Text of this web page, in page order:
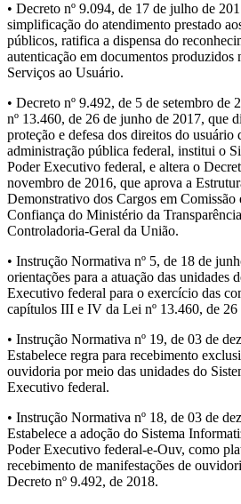
• Decreto nº 9.094, de 17 de julho de
simplificação do atendimento prestado
públicos, ratifica a dispensa do
autenticação em documentos produzidos
Serviços ao Usuário.
• Decreto nº 9.492, de 5 de setembro de
nº 13.460, de 26 de junho de 2017, que
proteção e defesa dos direitos do usuário
administração pública federal, institui o
Poder Executivo federal, e altera o
novembro de 2016, que aprova a
Demonstrativo dos Cargos em Comissão
Confiança do Ministério da
Controladoria-Geral da União.
• Instrução Normativa nº 5, de 18 de
orientações para a atuação das unidades
Executivo federal para o exercício das
capítulos III e IV da Lei nº 13.460, de 26
• Instrução Normativa nº 19, de 03 de
Estabelece regra para recebimento
ouvidoria por meio das unidades do
Executivo federal.
• Instrução Normativa nº 18, de 03 de
Estabelece a adoção do Sistema
Poder Executivo federal-e-Ouv, como
recebimento de manifestações de
Decreto nº 9.492, de 2018.